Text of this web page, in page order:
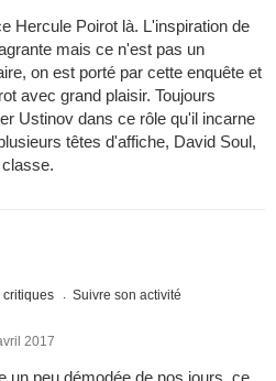
Hercule Poirot là. L'inspiration de
mais ce n'est pas un
on est porté par cette enquête et
avec grand plaisir. Toujours
Ustinov dans ce rôle qu'il incarne
têtes d'affiche, David Soul,
critiques Suivre son activité
2017
un peu démodée de nos jours, ce